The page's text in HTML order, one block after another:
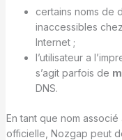
certains noms de
inaccessibles
Internet ;
l’utilisateur a
s’agit parfois de
DNS.
En tant que nom
officielle, Nozgap peut